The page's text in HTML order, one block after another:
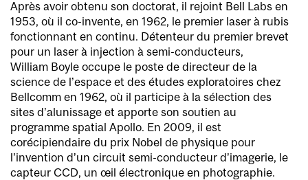
Après avoir obtenu son doctorat, il rejoint Bell Labs en
1953, où il co-invente, en 1962, le premier laser à rubis
fonctionnant en continu. Détenteur du premier brevet
pour un laser à injection à semi-conducteurs,
William Boyle occupe le poste de directeur de la
science de l’espace et des études exploratoires chez
Bellcomm en 1962, où il participe à la sélection des
sites d’alunissage et apporte son soutien au
programme spatial Apollo. En 2009, il est
corécipiendaire du prix Nobel de physique pour
l’invention d’un circuit semi-conducteur d’imagerie, le
capteur CCD, un œil électronique en photographie.